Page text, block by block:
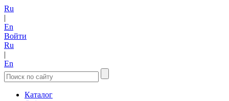
Ru
|
En
Войти
Ru
|
En
Каталог